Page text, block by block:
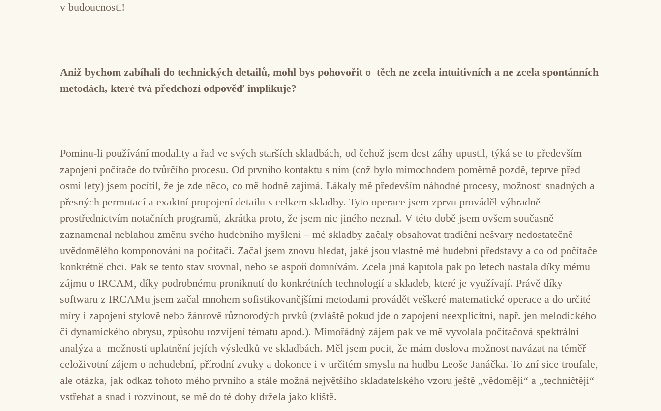
v budoucnosti!
Aniž bychom zabíhali do technických detailů, mohl bys pohovořit o těch ne zcela intuitivních a ne zcela spontánních
metodách, které tvá předchozí odpověď implikuje?
Pominu-li používání modality a řad ve svých starších skladbách, od čehož jsem dost záhy upustil, týká se to především
zapojení počítače do tvůrčího procesu. Od prvního kontaktu s ním (což bylo mimochodem poměrně pozdě, teprve před
osmi lety) jsem pocítil, že je zde něco, co mě hodně zajímá. Lákaly mě především náhodné procesy, možnosti snadných a
přesných permutací a exaktní propojení detailu s celkem skladby. Tyto operace jsem zprvu prováděl výhradně
prostřednictvím notačních programů, zkrátka proto, že jsem nic jiného neznal. V této době jsem ovšem současně
zaznamenal neblahou změnu svého hudebního myšlení – mé skladby začaly obsahovat tradiční nešvary nedostatečně
uvědomělého komponování na počítači. Začal jsem znovu hledat, jaké jsou vlastně mé hudební představy a co od počítače
konkrétně chci. Pak se tento stav srovnal, nebo se aspoň domnívám. Zcela jiná kapitola pak po letech nastala díky mému
zájmu o IRCAM, díky podrobnému proniknutí do konkrétních technologií a skladeb, které je využívají. Právě díky
softwaru z IRCAMu jsem začal mnohem sofistikovanějšími metodami provádět veškeré matematické operace a do určité
míry i zapojení stylově nebo žánrově různorodých prvků (zvláště pokud jde o zapojení neexplicitní, např. jen melodického
či dynamického obrysu, způsobu rozvíjení tématu apod.). Mimořádný zájem pak ve mě vyvolala počítačová spektrální
analýza a možnosti uplatnění jejích výsledků ve skladbách. Měl jsem pocit, že mám doslova možnost navázat na téměř
celoživotní zájem o nehudební, přírodní zvuky a dokonce i v určitém smyslu na hudbu Leoše Janáčka. To zní sice troufale,
ale otázka, jak odkaz tohoto mého prvního a stále možná největšího skladatelského vzoru ještě „vědoměji“ a „techničtěji“
vstřebat a snad i rozvinout, se mě do té doby držela jako klíště.